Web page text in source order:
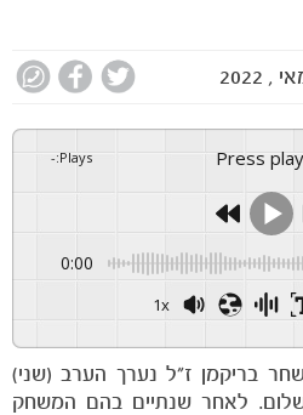
Press
Plays
:
-
0:00
1x
בריקמן ז״ל נערך הערב (שני)
לאחר שנתיים בהם המשחק